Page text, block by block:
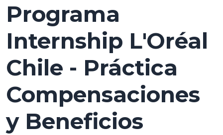
Programa
Internship L'Oréal
Chile - Práctica
Compensaciones
y Beneficios